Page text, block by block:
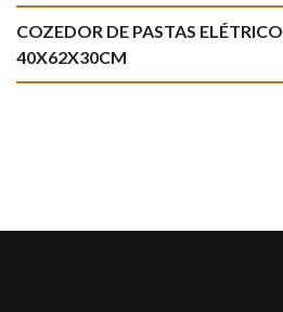
COZEDOR DE PASTAS ELÉTRICO
40X62X30CM